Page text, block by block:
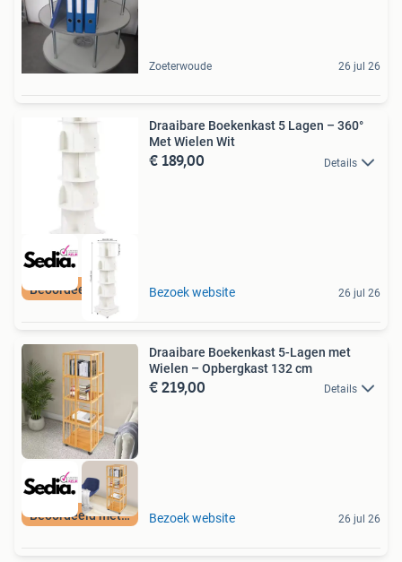
Zoeterwoude 26 jul 26
Draaibare Boekenkast 5 Lagen – 360°
Met Wielen Wit
€ 189,00 Details
Bezoek website 26 jul 26
Beoordeeld met 9+
Draaibare Boekenkast 5-Lagen met
Wielen – Opbergkast 132 cm
€ 219,00 Details
Bezoek website 26 jul 26